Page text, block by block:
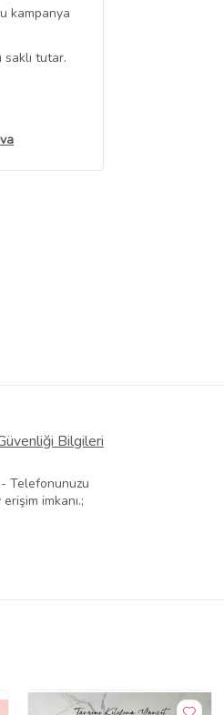
kampanya
saklı tutar.
Bilgileri
- Telefonunuzu
imkanı.;